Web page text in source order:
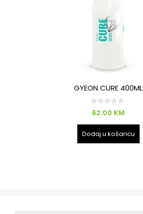
GYEON CURE 400ML
0
o62.00 KM
Dodaj u košaricu